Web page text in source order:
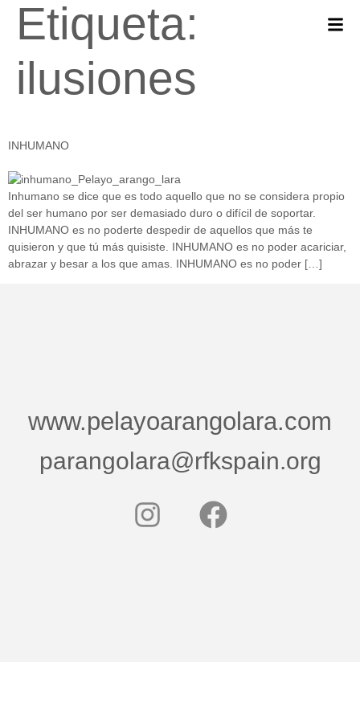
Etiqueta:
ilusiones
INHUMANO
Inhumano se dice que es todo aquello que no se considera propio
del ser humano por ser demasiado duro o difícil de soportar.
INHUMANO es no poderte despedir de aquellos que más te
quisieron y que tú más quisiste. INHUMANO es no poder acariciar,
abrazar y besar a los que amas. INHUMANO es no poder […]
www.pelayoarangolara.com
parangolara@rfkspain.org